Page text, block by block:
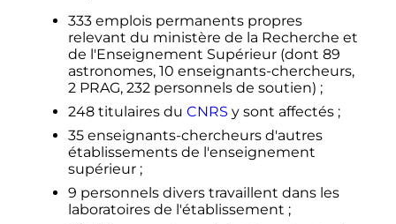
333 emplois permanents propres
relevant du ministère de la Recherche et
de l'Enseignement Supérieur (dont 89
astronomes, 10 enseignants-chercheurs,
2 PRAG, 232 personnelsde soutien) ;
248 titulaires du CNRS y sont affectés ;
35 enseignants-chercheurs d'autres
établissements de l'enseignement
supérieur ;
9 personnels divers travaillent dans les
laboratoires de l'établissement ;